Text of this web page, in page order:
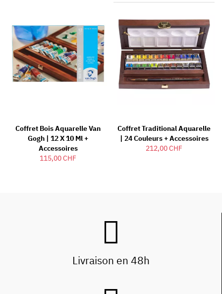
Coffret Bois Aquarelle Van
Gogh | 12 X 10 Ml +
Accessoires
115,00 CHF
Coffret Traditional Aquarelle
| 24 Couleurs + Accessoires
212,00 CHF
Livraison en 48h